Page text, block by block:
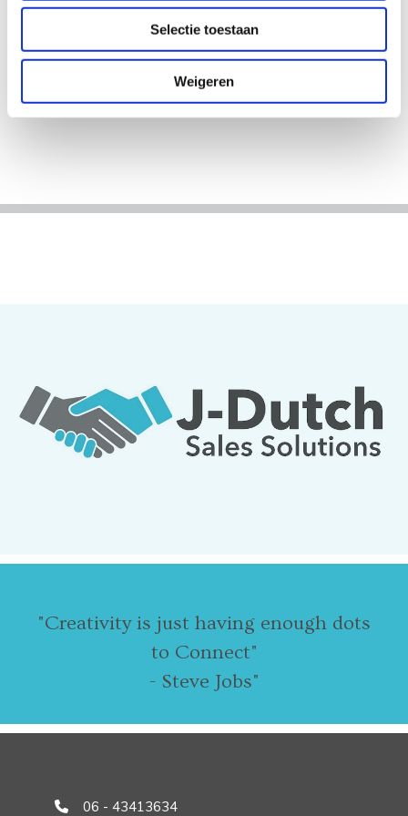
Selectie toestaan
Weigeren
"Creativity is just having enough dots
to Connect"
- Steve Jobs"
 06 - 43413634